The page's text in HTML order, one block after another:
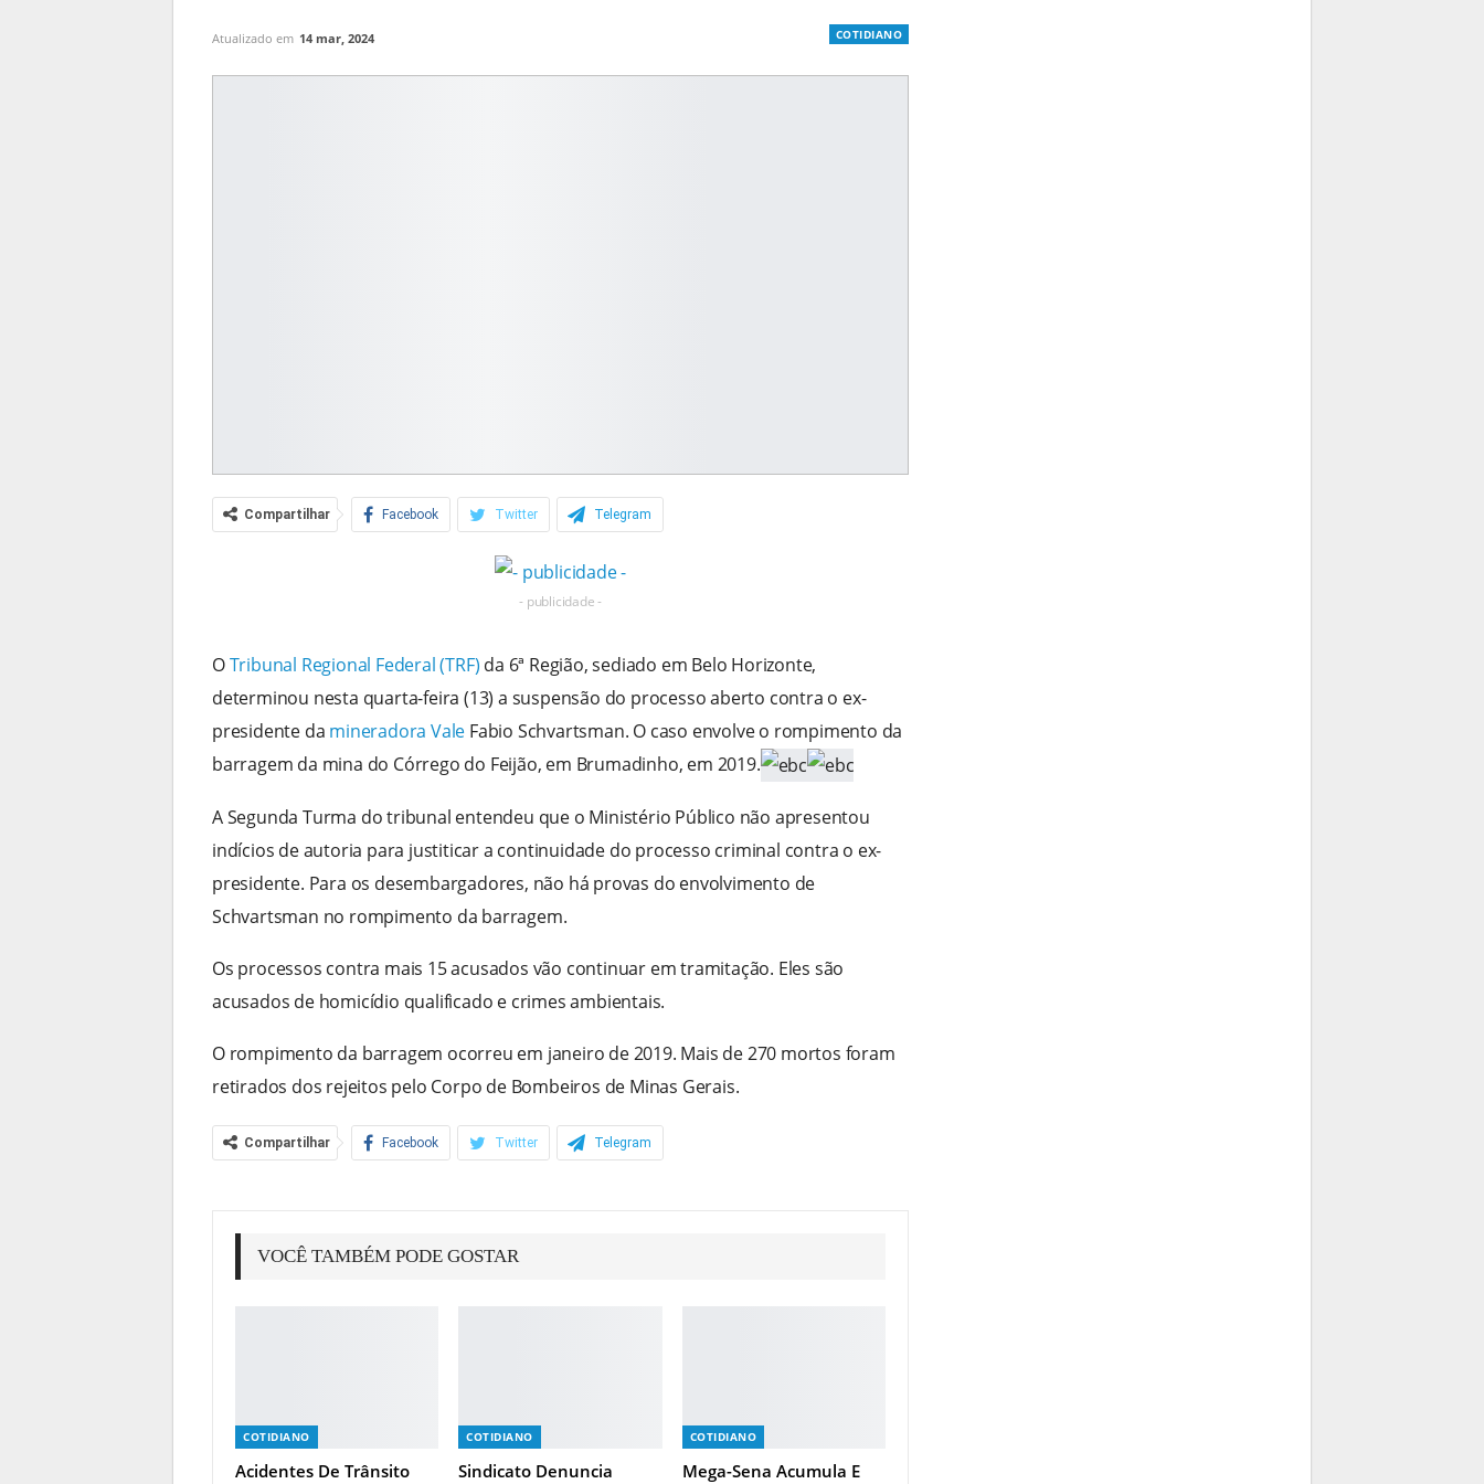
COTIDIANO
Atualizado em 14 mar, 2024
Compartilhar Facebook Twitter Telegram
- publicidade -
OTribunal Regional Federal (TRF) da 6ª Região, sediado em Belo Horizonte,
determinou nesta quarta-feira (13) a suspensão do processo aberto contra o ex-
presidente da mineradora Vale Fabio Schvartsman. O caso envolve o rompimento da
barragem da mina do Córrego do Feijão, em Brumadinho, em 2019.
A Segunda Turma do tribunal entendeu que o Ministério Público não apresentou
indícios de autoria para justiticar a continuidade do processo criminal contra o ex-
presidente. Para os desembargadores, não há provas do envolvimento de
Schvartsman no rompimento da barragem.
Os processos contra mais 15 acusados vão continuar em tramitação. Eles são
acusados de homicídio qualificado e crimes ambientais.
O rompimento da barragem ocorreu em janeiro de 2019. Mais de 270 mortos foram
retirados dos rejeitos pelo Corpo de Bombeiros de Minas Gerais.
Compartilhar Facebook Twitter Telegram
VOCÊ TAMBÉM PODE GOSTAR
COTIDIANO
Acidentes De Trânsito
COTIDIANO
Sindicato Denuncia
COTIDIANO
Mega-Sena Acumula E